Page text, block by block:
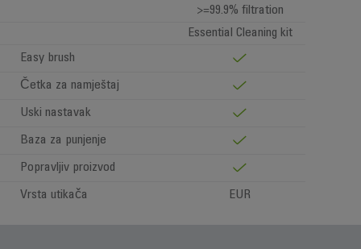
>=99.9% filtration
Essential Cleaning kit
Easy brush
Četka za namještaj
Uski nastavak
Baza za punjenje
Popravljiv proizvod
Vrsta utikača EUR